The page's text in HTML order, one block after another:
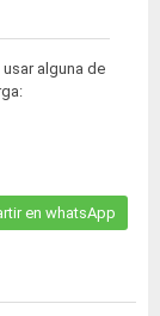
alguna de
en whatsApp